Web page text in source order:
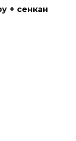
+ сенкан